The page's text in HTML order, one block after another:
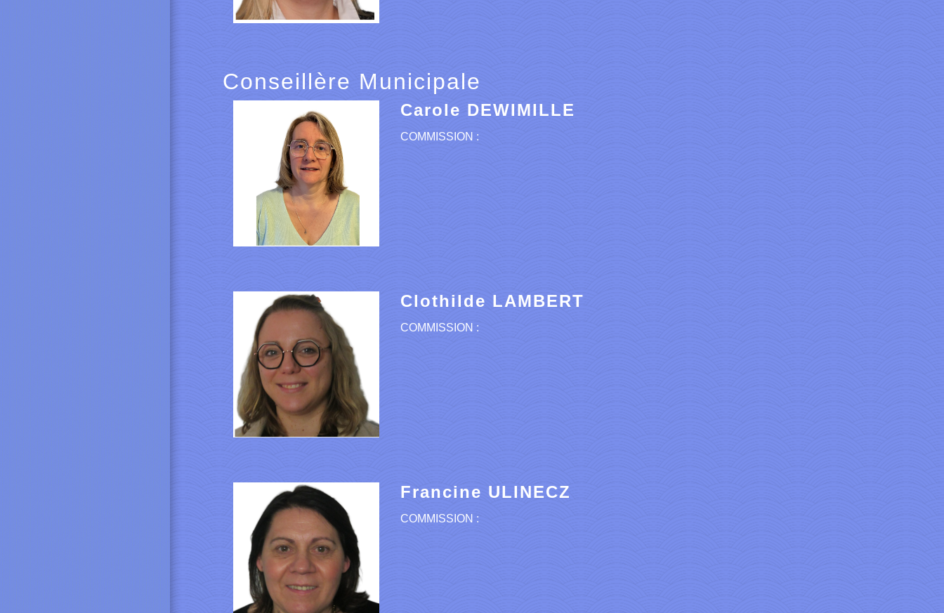
Conseillère Municipale
Carole DEWIMILLE
COMMISSION :
Clothilde LAMBERT
COMMISSION :
Francine ULINECZ
COMMISSION :